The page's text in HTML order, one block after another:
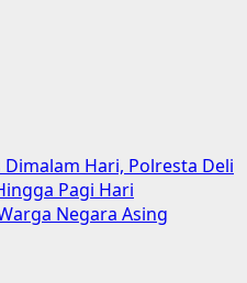
Hari, Polresta Deli
Pagi Hari
Negara Asing